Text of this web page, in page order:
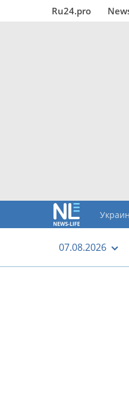
Ru24.pro
07.08.2026